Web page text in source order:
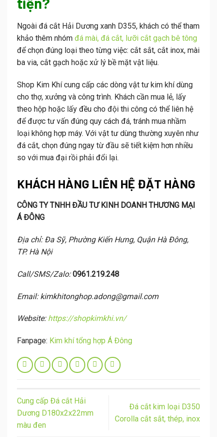
Ngoài đá cắt Hải Dương xanh D355, khách có thể tham
khảo thêm nhóm đá mài, đá cắt, lưỡi cắt gạch bê tông
để chọn đúng loại theo từng việc: cắt sắt, cắt inox, mài
ba via, cắt gạch hoặc xử lý bề mặt vật liệu.
Shop Kim Khí cung cấp các dòng vật tư kim khí dùng
cho thợ, xưởng và công trình. Khách cần mua lẻ, lấy
theo hộp hoặc lấy đều cho đội thi công có thể liên hệ
để được tư vấn đúng quy cách đá, tránh mua nhầm
loại không hợp máy. Với vật tư dùng thường xuyên như
đá cắt, chọn đúng ngay từ đầu sẽ tiết kiệm hơn nhiều
so với mua đại rồi phải đổi lại.
KHÁCH HÀNG LIÊN HỆ ĐẶT HÀNG
CÔNG TY TNHH ĐẦU TƯ KINH DOANH THƯƠNG MẠI
Á ĐÔNG
Địa chỉ: Đa Sỹ, Phường Kiến Hưng, Quận Hà Đông,
TP. Hà Nội
Call/SMS/Zalo:0961.219.248
Email: kimkhitonghop.adong@gmail.com
Website: https://shopkimkhi.vn/
Fanpage: Kim khí tổng hợp Á Đông
Cung cấp Đá cắt Hải
Dương D180x2x22mm
màu đen
Đá cắt kim loại D350
Corolla cắt sắt, thép, inox